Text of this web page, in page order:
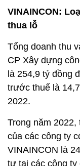
VINAINCON:
thua lỗ
Tổng doanh thu
CP Xây dựng
là 254,9 tỷ đồng
trước thuế là
2022.
Trong năm
của các công ty
VINAINCON là
tư tại các công ty